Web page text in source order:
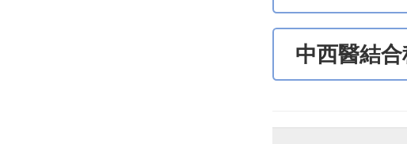
中西醫結合